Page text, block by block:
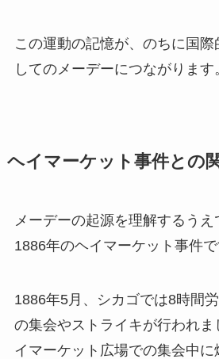
この運動の記憶が、のちに国際
してのメーデーにつながります
ヘイマーケット事件との
メーデーの起源を理解するうえ
1886年のヘイマーケット事件で
1886年5月、シカゴでは8時間
の集会やストライキが行われ
イマーケット広場での集会中に